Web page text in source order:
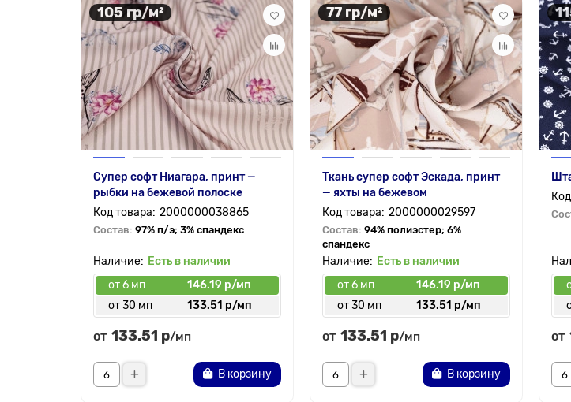
105 гр/м²
Супер софт Ниагара, принт —
рыбки на бежевой полоске
2000000038865
Состав: 97% п/э; 3% спандекс
Есть в наличии
от 6 мп
146.19 р/мп
от 30 мп
133.51 р/мп
от 133.51 р/мп
В корзину
77 гр/м²
Ткань супер софт Эскада, принт
— яхты на бежевом
2000000029597
Состав: 94% полиэстер; 6%
спандекс
Есть в наличии
от 6 мп
146.19 р/мп
от 30 мп
133.51 р/мп
от 133.51 р/мп
В корзину
от